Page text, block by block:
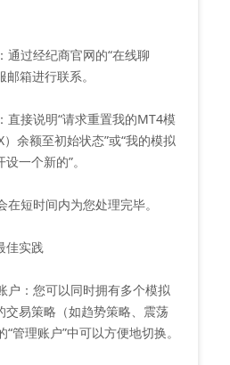
过经纪商官网的“在线聊
邮箱进行联系。
接说明“请求重置我的MT4模
）余额至初始状态”或“我的模拟
一个新的”。
短时间内为您处理完毕。
实践
：您可以同时拥有多个模拟
交易策略（如趋势策略、震荡
管理账户”中可以方便地切换。